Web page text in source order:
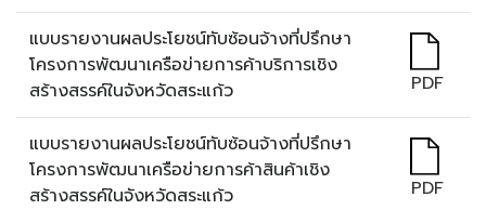
แบบรายงานผลประโยชน์ทับซ้อนจ้างที่ปรึกษา
โครงการพัฒนาเครือข่ายการค้าบริการเชิง
สร้างสรรค์ในจังหวัดสระแก้ว
PDF
แบบรายงานผลประโยชน์ทับซ้อนจ้างที่ปรึกษา
โครงการพัฒนาเครือข่ายการค้าสินค้าเชิง
สร้างสรรค์ในจังหวัดสระแก้ว
PDF